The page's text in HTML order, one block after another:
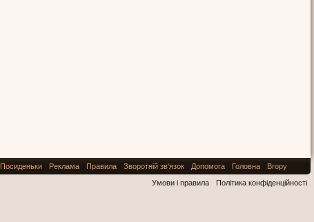
Посиденьки Реклама Правила Зворотній зв'язок Допомога Головна
Вгору
Умови і правила
Політика конфіденційності